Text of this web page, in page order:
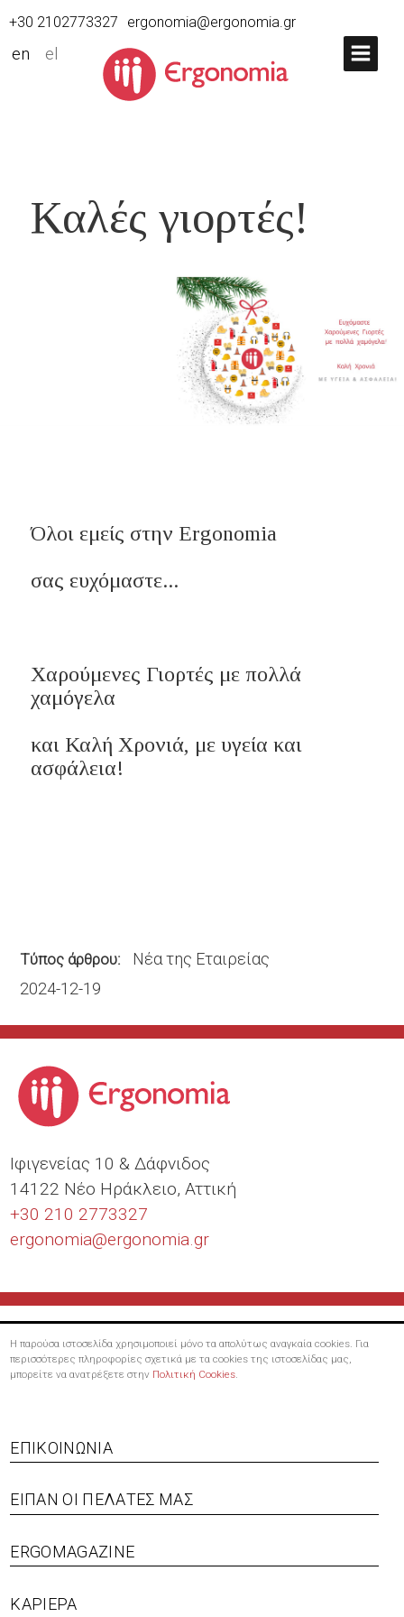
+30 2102773327 ergonomia@ergonomia.gr
en el
Καλές γιορτές!
Όλοι εμείς στην Ergonomia
σας ευχόμαστε...
Χαρούμενες Γιορτές με πολλά
χαμόγελα
και Καλή Χρονιά, με υγεία και
ασφάλεια!
Τύπος άρθρου
Νέα της Εταιρείας
2024-12-19
Ιφιγενείας 10 & Δάφνιδος
14122 Νέο Ηράκλειο, Αττική
+30 210 2773327
ergonomia@ergonomia.gr
Η παρούσα ιστοσελίδα χρησιμοποιεί μόνο τα απολύτως αναγκαία cookies. Για
περισσότερες πληροφορίες σχετικά με τα cookies της ιστοσελίδας μας,
μπορείτε να ανατρέξετε στην Πολιτική Cookies.
Footer
menu
ΕΠΙΚΟΙΝΩΝΊΑ
ΕΊΠΑΝ ΟΙ ΠΕΛΆΤΕΣ ΜΑΣ
ERGOMAGAZINE
ΚΑΡΙΈΡΑ